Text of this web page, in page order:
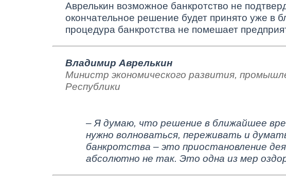
Аврелькин возможное банкротство не
окончательное решение будет принято уже в
процедура банкротства не помешает
Владимир Аврелькин
Министр экономического развития,
Республики
– Я думаю, что решение в ближайшее
нужно волноваться, переживать и
банкротства – это приостановление
абсолютно не так. Это одна из мер